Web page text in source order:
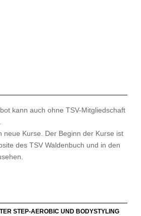
kann auch ohne TSV-Mitgliedschaft
neue Kurse. Der Beginn der Kurse ist
des TSV Waldenbuch und in den
STEP-AEROBIC UND BODYSTYLING